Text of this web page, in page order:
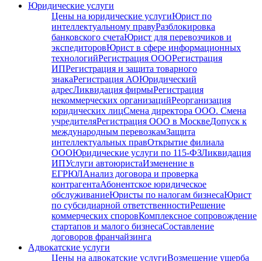
Юридические услуги
Цены на юридические услугиЮрист по
интеллектуальному правуРазблокировка
банковского счетаЮрист для перевозчиков и
экспедиторовЮрист в сфере информационных
технологийРегистрация ОООРегистрация
ИПРегистрация и защита товарного
знакаРегистрация АОЮридический
адресЛиквидация фирмыРегистрация
некоммерческих организацийРеорганизация
юридических лицСмена директора ООО. Смена
учредителяРегистрация ООО в МосквеДопуск к
международным перевозкамЗащита
интеллектуальных правОткрытие филиала
ОООЮридические услуги по 115-ФЗЛиквидация
ИПУслуги автоюристаИзменение в
ЕГРЮЛАнализ договора и проверка
контрагентаАбонентское юридическое
обслуживаниеЮристы по налогам бизнесаЮрист
по субсидиарной ответственностиРешение
коммерческих споровКомплексное сопровождение
стартапов и малого бизнесаСоставление
договоров франчайзинга
Адвокатские услуги
Цены на адвокатские услугиВозмещение ущерба